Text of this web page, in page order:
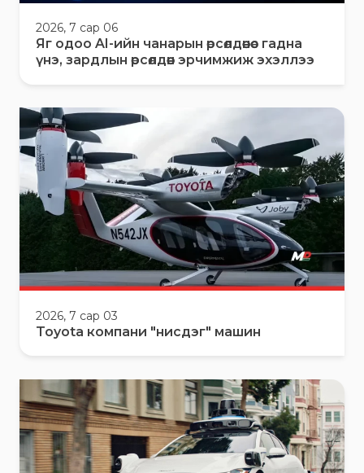
2026, 7 сар 06
Яг одоо AI-ийн чанарын өрсөлдөөнөөс гадна
үнэ, зардлын өрсөлдөөн эрчимжиж эхэллээ
2026, 7 сар 03
Toyota компани "нисдэг" машин